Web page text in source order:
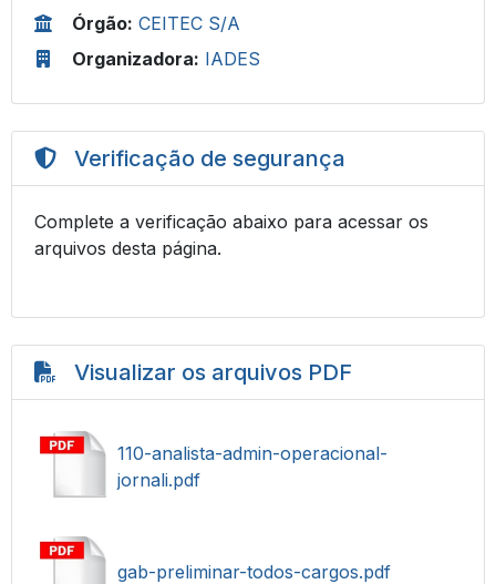
Órgão: CEITEC S/A
Organizadora: IADES
Verificação de segurança
Complete a verificação abaixo para acessar os
arquivos desta página.
Visualizar os arquivos PDF
110-analista-admin-operacional-
jornali.pdf
gab-preliminar-todos-cargos.pdf